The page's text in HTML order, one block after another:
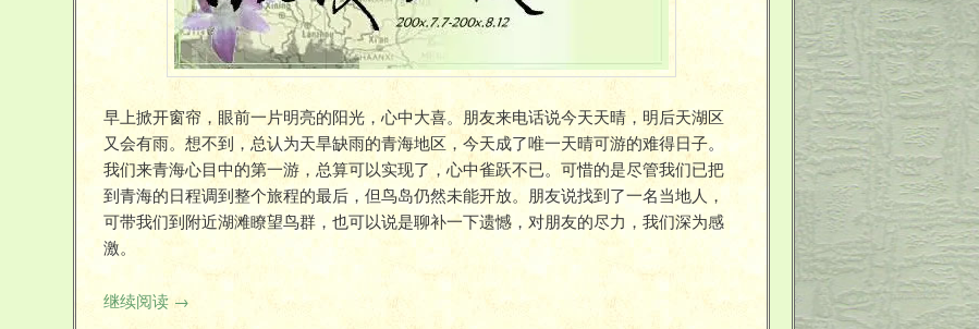
早上掀开窗帘，眼前一片明亮的阳光，心中大喜。朋友来电话说今天天晴，明后天湖区
又会有雨。想不到，总认为天旱缺雨的青海地区，今天成了唯一天晴可游的难得日子。
我们来青海心目中的第一游，总算可以实现了，心中雀跃不已。可惜的是尽管我们已把
到青海的日程调到整个旅程的最后，但鸟岛仍然未能开放。朋友说找到了一名当地人，
可带我们到附近湖滩瞭望鸟群，也可以说是聊补一下遗憾，对朋友的尽力，我们深为感
激。
继续阅读→